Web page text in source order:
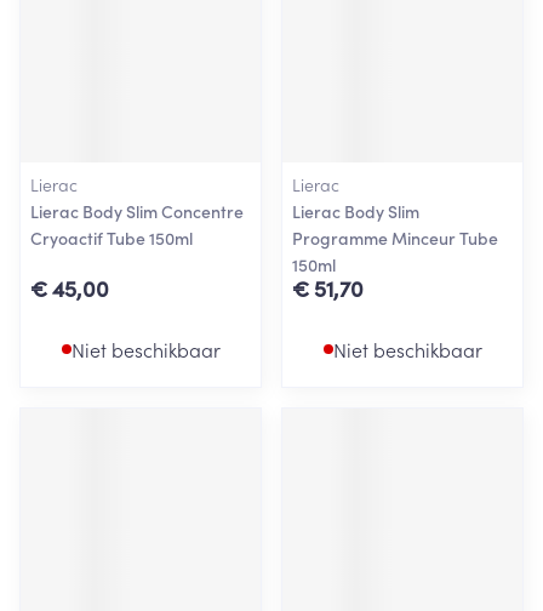
Lierac
Lierac Body Slim Concentre
Cryoactif Tube 150ml
€ 45,00
Niet beschikbaar
Lierac
Lierac Body Slim
Programme Minceur Tube
150ml
€ 51,70
Niet beschikbaar